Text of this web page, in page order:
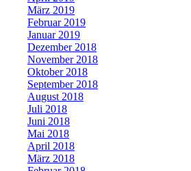
März 2019
Februar 2019
Januar 2019
Dezember 2018
November 2018
Oktober 2018
September 2018
August 2018
Juli 2018
Juni 2018
Mai 2018
April 2018
März 2018